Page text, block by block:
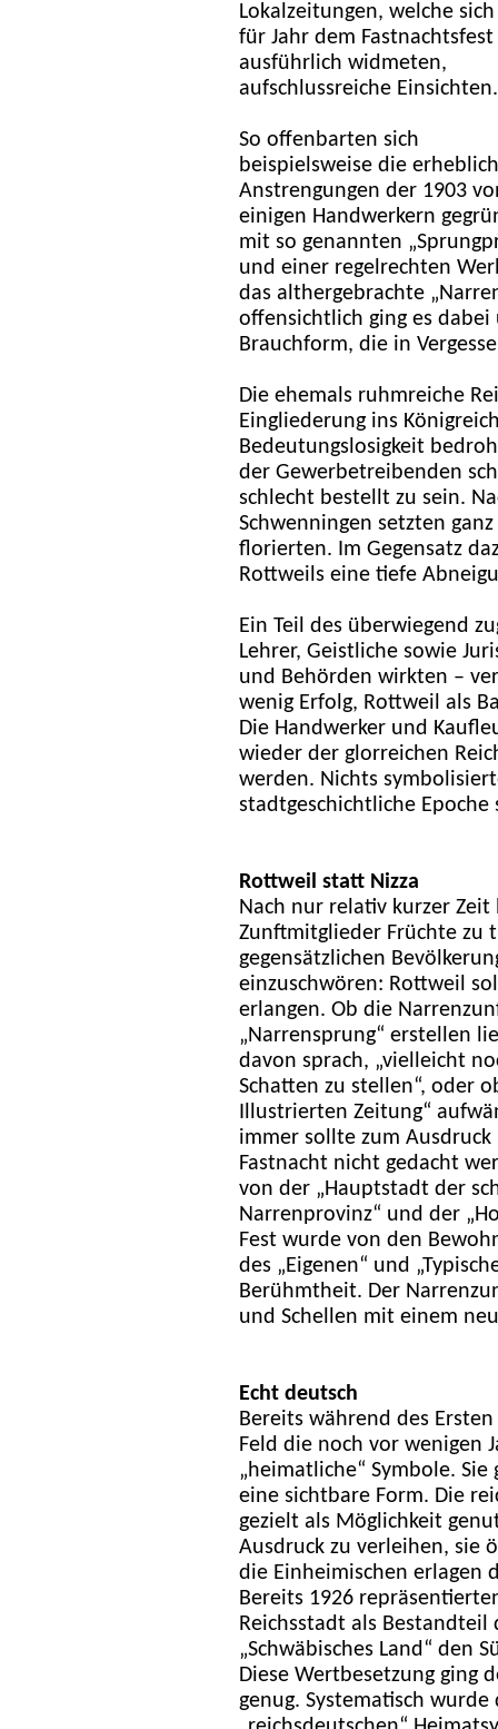
Lokalzeitungen, welche sich
für Jahr dem Fastnachtsfest
ausführlich widmeten,
aufschlussreiche Einsichten.
So offenbarten sich
beispielsweise die
Anstrengungen der 1903
einigen Handwerkern
mit so genannten
und einer regelrechten
das althergebrachte
offensichtlich ging es
Brauchform, die in
Die ehemals ruhmreiche
Eingliederung ins
Bedeutungslosigkeit
der Gewerbetreibenden
schlecht bestellt zu sein.
Schwenningen setzten
florierten. Im Gegensatz
Rottweils eine tiefe
Ein Teil des überwiegend
Lehrer, Geistliche sowie
und Behörden wirkten –
wenig Erfolg, Rottweil als
Die Handwerker und
wieder der glorreichen
werden. Nichts
stadtgeschichtliche
Rottweil statt Nizza
Nach nur relativ kurzer
Zunftmitglieder Früchte zu
gegensätzlichen
einzuschwören: Rottweil
erlangen. Ob die
„Narrensprung“ erstellen
davon sprach, „vielleicht
Schatten zu stellen“, oder
Illustrierten Zeitung“
immer sollte zum
Fastnacht nicht gedacht
von der „Hauptstadt der
Narrenprovinz“ und der
Fest wurde von den
des „Eigenen“ und
Berühmtheit. Der
und Schellen mit einem
Echt deutsch
Bereits während des
Feld die noch vor wenigen
„heimatliche“ Symbole.
eine sichtbare Form. Die
gezielt als Möglichkeit
Ausdruck zu verleihen, sie
die Einheimischen erlagen
Bereits 1926
Reichsstadt als
„Schwäbisches Land“ den
Diese Wertbesetzung ging
genug. Systematisch